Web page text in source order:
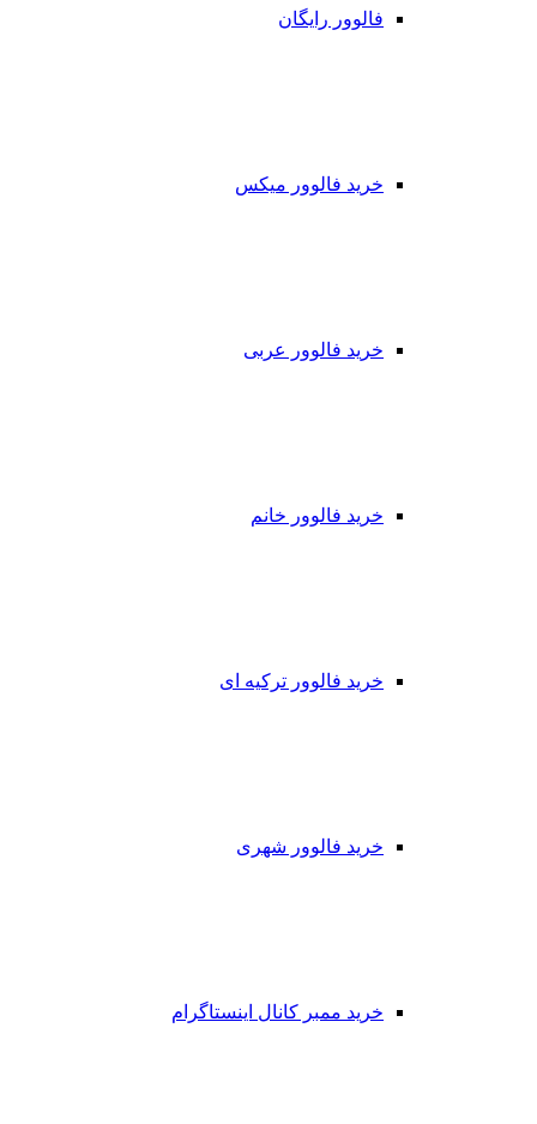
فالوور رایگان
خرید فالوور میکس
خرید فالوور عربی
خرید فالوور خانم
خرید فالوور ترکیه ای
خرید فالوور شهری
خرید ممبر کانال اینستاگرام